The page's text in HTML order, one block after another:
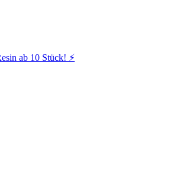
ab 10 Stück! ⚡️